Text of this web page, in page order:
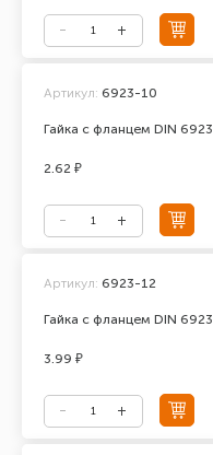
Гайка с фланцем DIN
Артикул: 6923-10
2.62 ₽
Гайка с фланцем DIN
Артикул: 6923-12
3.99 ₽